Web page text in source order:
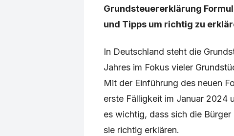
Grundsteuererklärung
und Tipps um richtig zu
In Deutschland steht die
Jahres im Fokus vieler
Mit der Einführung des neuen
erste Fälligkeit im Januar 2024
es wichtig, dass sich die
sie richtig erklären.